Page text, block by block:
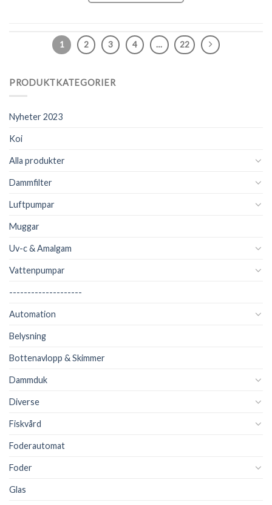
1 2 3 4 … 22
PRODUKTKATEGORIER
Nyheter 2023
Koi
Alla produkter
Dammfilter
Luftpumpar
Muggar
Uv-c & Amalgam
Vattenpumpar
--------------------
Automation
Belysning
Bottenavlopp & Skimmer
Dammduk
Diverse
Fiskvård
Foderautomat
Foder
Glas